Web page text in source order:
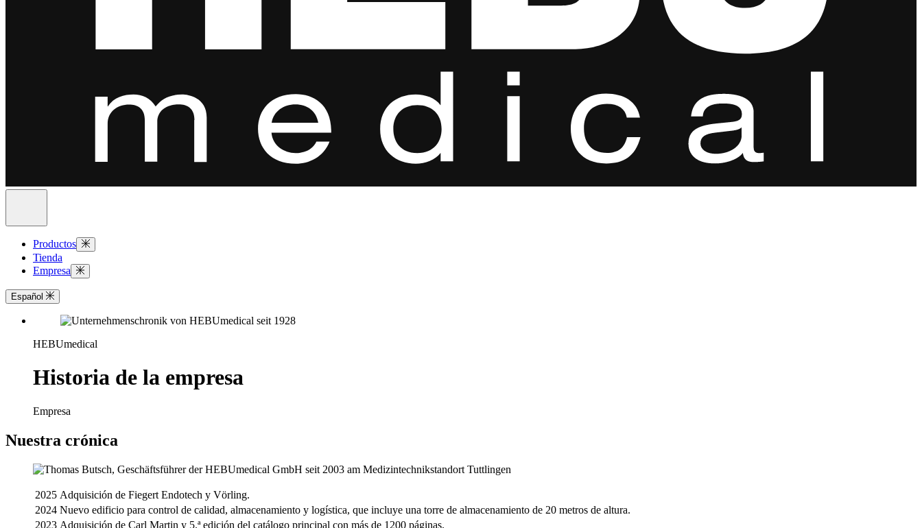
Productos
Tienda
Empresa
Español
HEBUmedical
Historia de la empresa
Empresa
Nuestra crónica
2025 Adquisición de Fiegert Endotech y Vörling.
2024 Nuevo edificio para control de calidad, almacenamiento y logística, que incluye una torre de almacenamiento de 20 metros de altura.
2023 Adquisición de Carl Martin y 5.ª edición del catálogo principal con más de 1200 páginas.